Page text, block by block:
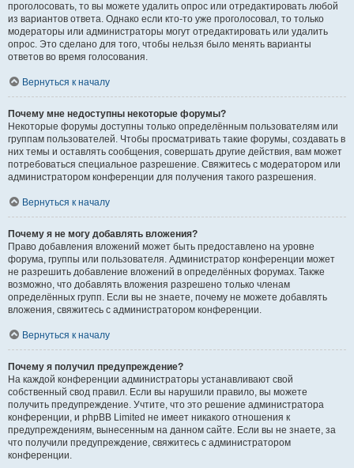
проголосовать, то вы можете удалить опрос или отредактировать любой
из вариантов ответа. Однако если кто-то уже проголосовал, то только
модераторы или администраторы могут отредактировать или удалить
опрос. Это сделано для того, чтобы нельзя было менять варианты
ответов во время голосования.
Вернуться к началу
Почему мне недоступны некоторые форумы?
Некоторые форумы доступны только определённым пользователям или
группам пользователей. Чтобы просматривать такие форумы, создавать в
них темы и оставлять сообщения, совершать другие действия, вам может
потребоваться специальное разрешение. Свяжитесь с модератором или
администратором конференции для получения такого разрешения.
Вернуться к началу
Почему я не могу добавлять вложения?
Право добавления вложений может быть предоставлено на уровне
форума, группы или пользователя. Администратор конференции может
не разрешить добавление вложений в определённых форумах. Также
возможно, что добавлять вложения разрешено только членам
определённых групп. Если вы не знаете, почему не можете добавлять
вложения, свяжитесь с администратором конференции.
Вернуться к началу
Почему я получил предупреждение?
На каждой конференции администраторы устанавливают свой
собственный свод правил. Если вы нарушили правило, вы можете
получить предупреждение. Учтите, что это решение администратора
конференции, и phpBB Limited не имеет никакого отношения к
предупреждениям, вынесенным на данном сайте. Если вы не знаете, за
что получили предупреждение, свяжитесь с администратором
конференции.